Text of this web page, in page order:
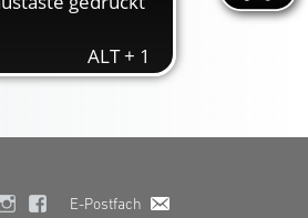
E-Postfach